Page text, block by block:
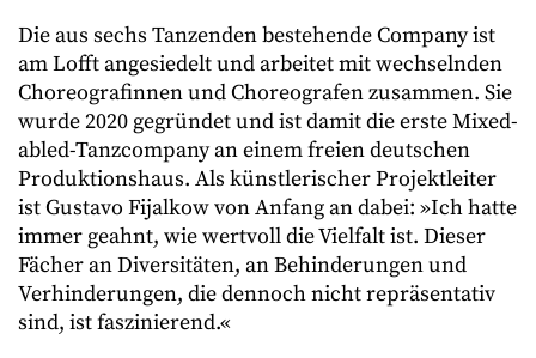
Die aus sechs Tanzenden bestehende Company ist
am Lofft angesiedelt und arbeitet mit wechselnden
Choreografinnen und Choreografen zusammen. Sie
wurde 2020 gegründet und ist damit die erste Mixed-
abled-Tanzcompany an einem freien deutschen
Produktionshaus. Als künstlerischer Projektleiter
ist Gustavo Fijalkow von Anfang an dabei: »Ich hatte
immer geahnt, wie wertvoll die Vielfalt ist. Dieser
Fächer an Diversitäten, an Behinderungen und
Verhinderungen, die dennoch nicht repräsentativ
sind, ist faszinierend.«